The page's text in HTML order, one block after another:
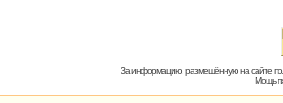
За информацию, размещённую на сайте
Мощь